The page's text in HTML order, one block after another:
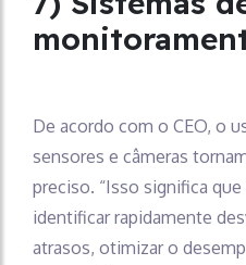
De acordo com o CEO, o
sensores e câmeras
preciso. “Isso significa
identificar rapidamente
atrasos, otimizar o